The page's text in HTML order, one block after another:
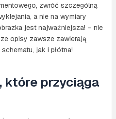
zwróć szczególną
a nie na wymiary
jest najważniejsza! – nie
opisy zawsze zawierają
jak i płótna!
które przyciąga